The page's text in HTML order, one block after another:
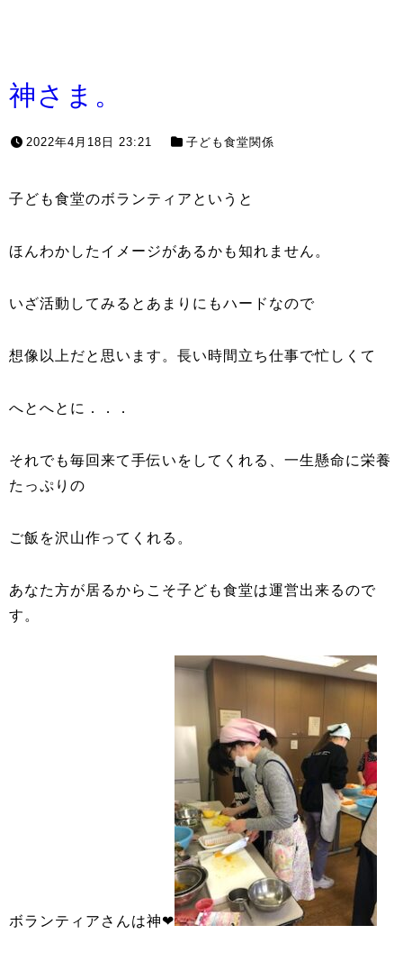
神さま。
2022年4月18日 23:21 子ども食堂関係
子ども食堂のボランティアというと
ほんわかしたイメージがあるかも知れません。
いざ活動してみるとあまりにもハードなので
想像以上だと思います。長い時間立ち仕事で忙しくて
へとへとに．．．
それでも毎回来て手伝いをしてくれる、一生懸命に栄養
たっぷりの
ご飯を沢山作ってくれる。
あなた方が居るからこそ子ども食堂は運営出来るので
す。
ボランティアさんは神❤